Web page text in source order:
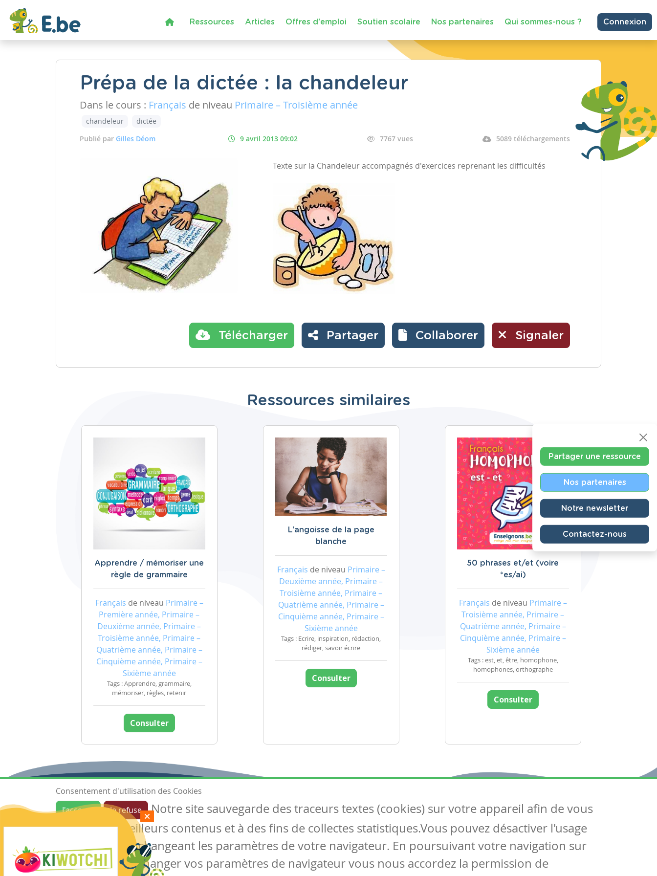
Ressources Articles Offres d'emploi Soutien scolaire Nos partenaires Qui sommes-nous ? Connexion
Prépa de la dictée : la chandeleur
Dans le cours : Français de niveau Primaire – Troisième année
chandeleur
dictée
Publié par Gilles Déom 9 avril 2013 09:02 7767 vues 5089 téléchargements
Texte sur la Chandeleur accompagnés d'exercices reprenant les difficultés
Télécharger Partager Collaborer Signaler
Ressources similaires
Apprendre / mémoriser une
règle de grammaire
Français de niveau Primaire –
Première année, Primaire –
Deuxième année, Primaire –
Troisième année, Primaire –
Quatrième année, Primaire –
Cinquième année, Primaire –
Sixième année
Tags : Apprendre, grammaire,
mémoriser, règles, retenir
Consulter
L'angoisse de la page
blanche
Français de niveau Primaire –
Deuxième année, Primaire –
Troisième année, Primaire –
Quatrième année, Primaire –
Cinquième année, Primaire –
Sixième année
Tags : Ecrire, inspiration, rédaction,
rédiger, savoir écrire
Consulter
50 phrases et/et (voire
*es/ai)
Français de niveau Primaire –
Troisième année, Primaire –
Quatrième année, Primaire –
Cinquième année, Primaire –
Sixième année
Tags : est, et, être, homophone,
homophones, orthographe
Consulter
Partager une ressource
Nos partenaires
Notre newsletter
Contactez-nous
Ressources
Les ressources
Créer une ressource
Mes ressources
Articles
Tous les articles
Articles DYS
Circulaires
Suivez-nous
Contactez-nous
Soutien scolaire
Consentement d'utilisation des Cookies
J'accepte
Je refuse
Notre site sauvegarde des traceurs textes (cookies) sur votre appareil afin de vous
garantir de meilleurs contenus et à des fins de collectes statistiques.Vous pouvez désactiver l'usage
des cookies en changeant les paramètres de votre navigateur. En poursuivant votre navigation sur
notre site sans changer vos paramètres de navigateur vous nous accordez la permission de